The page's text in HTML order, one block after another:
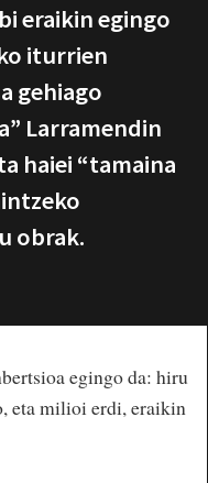
eraikin egingo
iturrien
gehiago
Larramendin
haiei “tamaina
obrak.
egingo da: hiru
eta milioi erdi, eraikin